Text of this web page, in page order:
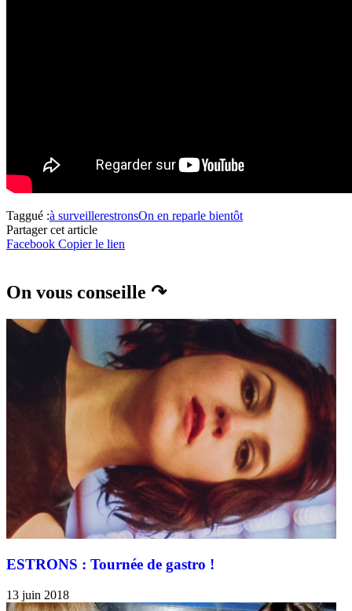
Taggué :à surveillerestronsOn en reparle bientôt
Partager cet article
Facebook Copier le lien
On vous conseille ↷
ESTRONS : Tournée de gastro !
13 juin 2018